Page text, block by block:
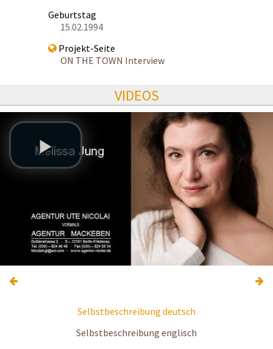
Geburtstag
15.02.1994
Projekt-Seite
ON THE TOWN Interview
VIDEOS
Selbstbeschreibung deutsch
Selbstbeschreibung englisch